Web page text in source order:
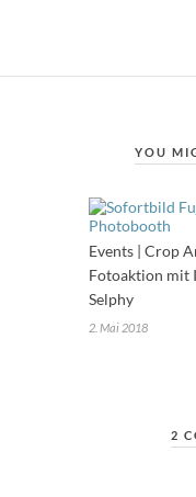
YOU
Events | Crop
Fotoaktion mit
Selphy
2. Mai 2018
2